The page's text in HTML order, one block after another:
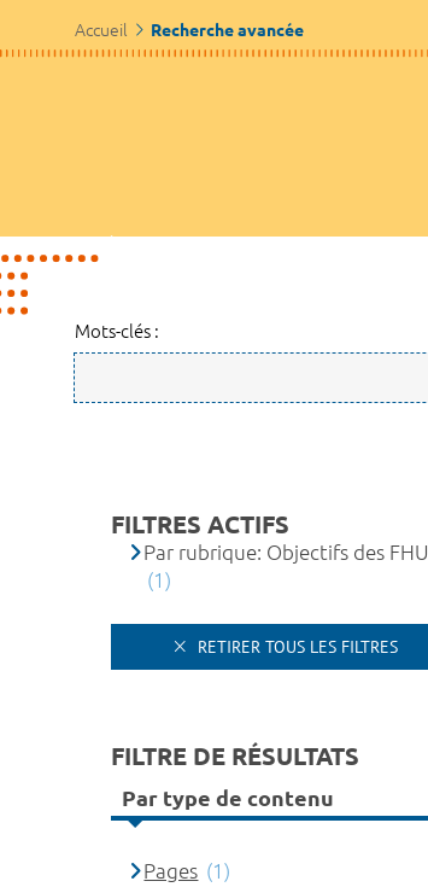
Accueil Recherche avancée
Mots-clés :
FILTRES ACTIFS
Par rubrique: Objectifs des FHU
(1)
RETIRER TOUS LES FILTRES
FILTRE DE RÉSULTATS
Par type de contenu
Pages (1)